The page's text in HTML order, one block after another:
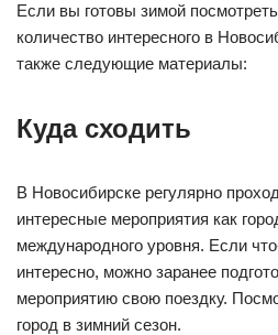
Если вы готовы зимой
количество интересного в
также следующие материалы:
Куда сходить
В Новосибирске регулярно
интересные мероприятия как
международного уровня. Если
интересно, можно заранее
мероприятию свою поездку.
город в зимний сезон.